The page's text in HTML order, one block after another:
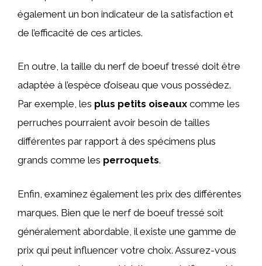
également un bon indicateur de la satisfaction et
de l’efficacité de ces articles.
En outre, la taille du nerf de boeuf tressé doit être
adaptée à l’espèce d’oiseau que vous possédez.
Par exemple, les plus petits oiseaux comme les
perruches pourraient avoir besoin de tailles
différentes par rapport à des spécimens plus
grands comme les perroquets.
Enfin, examinez également les prix des différentes
marques. Bien que le nerf de boeuf tressé soit
généralement abordable, il existe une gamme de
prix qui peut influencer votre choix. Assurez-vous